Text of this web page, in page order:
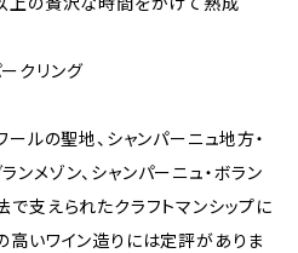
クリング
ールの聖地、シャンパーニュ地方・
メゾン、シャンパーニュ・ボラン
で支えられたクラフトマンシップに
高いワイン造りには定評がありま